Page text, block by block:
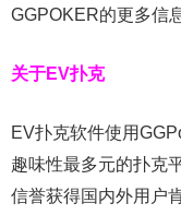
GGPOKER的更多信
关于EV扑克
EV扑克软件使用
趣味性最多元的扑克
信誉获得国内外用户